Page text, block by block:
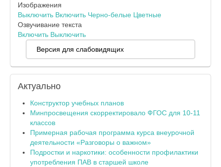
Изображения
Выключить Включить Черно-белые Цветные
Озвучивание текста
Включить Выключить
Версия для слабовидящих
Актуально
Конструктор учебных планов
Минпросвещения скорректировало ФГОС для 10-11
классов
Примерная рабочая программа курса внеурочной
деятельности «Разговоры о важном»
Подростки и наркотики: особенности профилактики
употребления ПАВ в старшей школе